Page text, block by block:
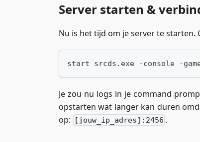
Server starten &
Nu is het tijd om je server te
start srcds.exe -console -game
Je zou nu logs in je command
opstarten wat langer kan duren
op:
[jouw_ip_adres]:2456 .